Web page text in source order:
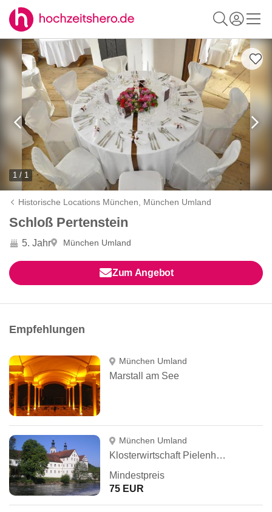
1 / 1
Historische Locations München, München Umland
Schloß Pertenstein
5. Jahr München Umland
Zum Angebot
Empfehlungen
München Umland
Marstall am See
München Umland
Klosterwirtschaft Pielenhofen
Mindestpreis
75 EUR